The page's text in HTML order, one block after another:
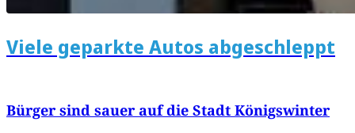
Viele geparkte Autos abgeschleppt
Bürger sind sauer auf die Stadt Königswinter